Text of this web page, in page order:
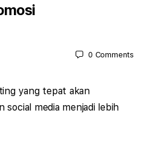
0 Comments
yang tepat akan
social media menjadi lebih